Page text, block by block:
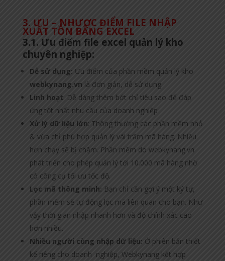
3. ƯU – NHƯỢC ĐIỂM FILE NHẬP
XUẤT TỒN BẰNG EXCEL
3.1. Ưu điểm file excel quản lý kho
chuyên nghiệp:
Dễ sử dụng: Ưu điểm của phần mềm quản lý kho
webkynang.vn là đơn giản, dễ sử dụng.
Linh hoạt: Dễ dàng thêm bớt chỉ tiêu sao để đáp
ứng tốt nhất nhu cầu của doanh nghiệp
Xử lý dữ liệu lớn: Thông thường các phần mềm nhỏ
& vừa chỉ phù hợp quản lý vài trăm mã hàng. Nhiều
hơn chạy sẽ bị chậm. Phần mềm do webkynang.vn
phát triển cho phép quản lý tới 10.000 mã hàng nhờ
có công cụ tối ưu tốc độ.
Lọc mã thông minh: Bạn chỉ cần gợi ý một ký tự,
phần mềm sẽ tự động lọc mã liên quan cho bạn. Như
vậy thời gian nhập nhanh hơn và độ chính xác cao
hơn nhiều.
Nhiều người cùng nhập dữ liệu: Ở phiên bản thiết
kế riêng cho doanh nghiệp, Webkynang kết hợp